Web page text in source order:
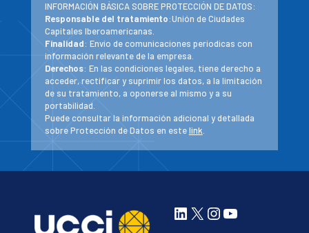
INFORMACIÓN BÁSICA SOBRE PROTECCIÓN DE DATOS:
Responsable del tratamiento:Unión de Ciudades
Capitales Iberoamericanas.
Finalidad: Envío de comunicaciones periodicas con
información relevante de la empresa.
Derechos: En las condiciones legales, tiene derecho a
acceder, rectificar y suprimir los datos, a la limitación
de su tratamiento, a oponerse al mismo y a su
portabilidad.
Puede consultar la información adicional y detallada
sobre Protección de Datos en estelink
LinkedIn
X Instagram
YouTube